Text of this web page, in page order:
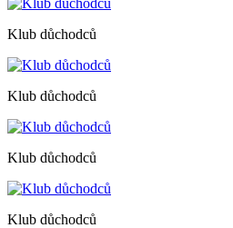
Klub důchodců
Klub důchodců
Klub důchodců
Klub důchodců